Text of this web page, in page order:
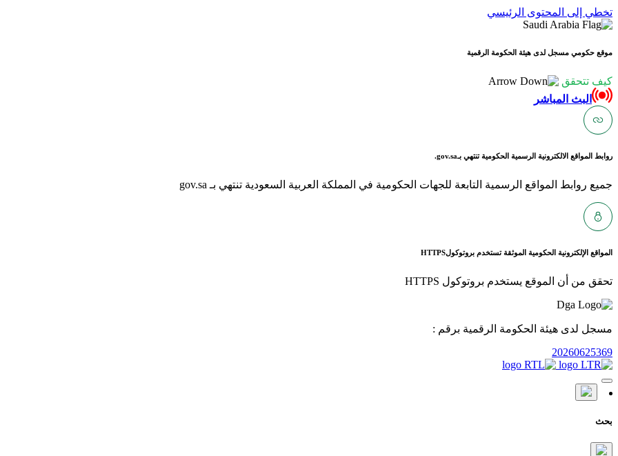
تخطي إلى المحتوى الرئيسي
موقع حكومي مسجل لدى هيئة الحكومة الرقمية
كيف تتحقق
البث المباشر
روابط المواقع الالكترونية الرسمية الحكومية تنتهي بـgov.sa.
جميع روابط المواقع الرسمية التابعة للجهات الحكومية في المملكة العربية السعودية تنتهي بـ gov.sa
المواقع الإلكترونية الحكومية الموثقة تستخدم بروتوكولHTTPS
تحقق من أن الموقع يستخدم بروتوكول HTTPS
مسجل لدى هيئة الحكومة الرقمية برقم :
20260625369
بحث